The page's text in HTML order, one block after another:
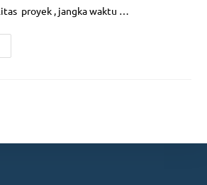
proyek , jangka waktu …